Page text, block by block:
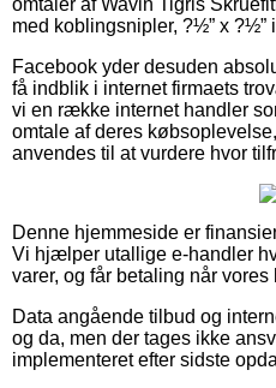
med koblingsnipler, ?½” x ?½”
Facebook yder desuden
få indblik i internet firmaets
vi en række internet handler
omtale af deres
anvendes til at vurdere hvor
Denne hjemmeside er
Vi hjælper utallige e-handler
varer, og får betaling når
Data angående tilbud og
og da, men der tages ikke
implementeret efter sidste